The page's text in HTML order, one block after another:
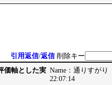
引用返信/返信 削除キー
価軸とした実 Name：通りすがり
22:07:14